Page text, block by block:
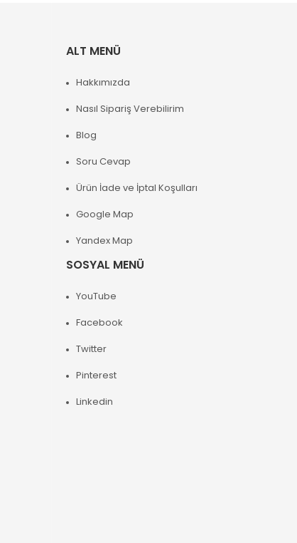
ALT MENÜ
Hakkımızda
Nasıl Sipariş Verebilirim
Blog
Soru Cevap
Ürün İade ve İptal Koşulları
Google Map
Yandex Map
SOSYAL MENÜ
YouTube
Facebook
Twitter
Pinterest
Linkedin